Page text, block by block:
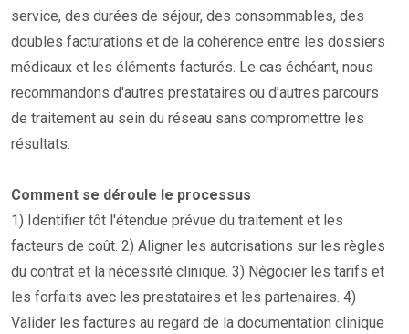
service, des durées de séjour, des consommables, des
doubles facturations et de la cohérence entre les dossiers
médicaux et les éléments facturés. Le cas échéant, nous
recommandons d'autres prestataires ou d'autres parcours
de traitement au sein du réseau sans compromettre les
résultats.
Comment se déroule le processus
1) Identifier tôt l'étendue prévue du traitement et les
facteurs de coût. 2) Aligner les autorisations sur les règles
du contrat et la nécessité clinique. 3) Négocier les tarifs et
les forfaits avec les prestataires et les partenaires. 4)
Valider les factures au regard de la documentation clinique